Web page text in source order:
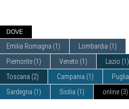
DOVE
Emilia Romagna (1) Lombardia (1)
Piemonte (1) Veneto (1) Lazio (1)
Toscana (2) Campania (1) Puglia
Sardegna (1) Sicilia (1) online (3)